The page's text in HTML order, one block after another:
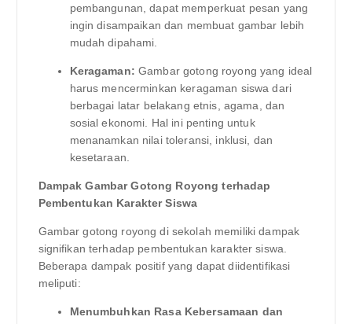
pembangunan, dapat memperkuat pesan yang
ingin disampaikan dan membuat gambar lebih
mudah dipahami.
Keragaman: Gambar gotong royong yang ideal
harus mencerminkan keragaman siswa dari
berbagai latar belakang etnis, agama, dan
sosial ekonomi. Hal ini penting untuk
menanamkan nilai toleransi, inklusi, dan
kesetaraan.
Dampak Gambar Gotong Royong terhadap
Pembentukan Karakter Siswa
Gambar gotong royong di sekolah memiliki dampak
signifikan terhadap pembentukan karakter siswa.
Beberapa dampak positif yang dapat diidentifikasi
meliputi:
Menumbuhkan Rasa Kebersamaan dan